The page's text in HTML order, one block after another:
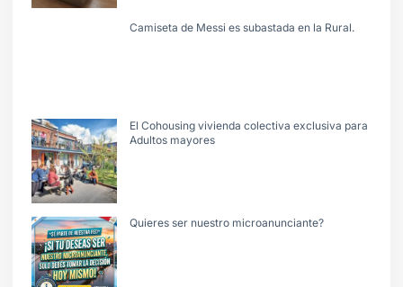
Camiseta de Messi es subastada en la Rural.
El Cohousing vivienda colectiva exclusiva para
Adultos mayores
Quieres ser nuestro microanunciante?